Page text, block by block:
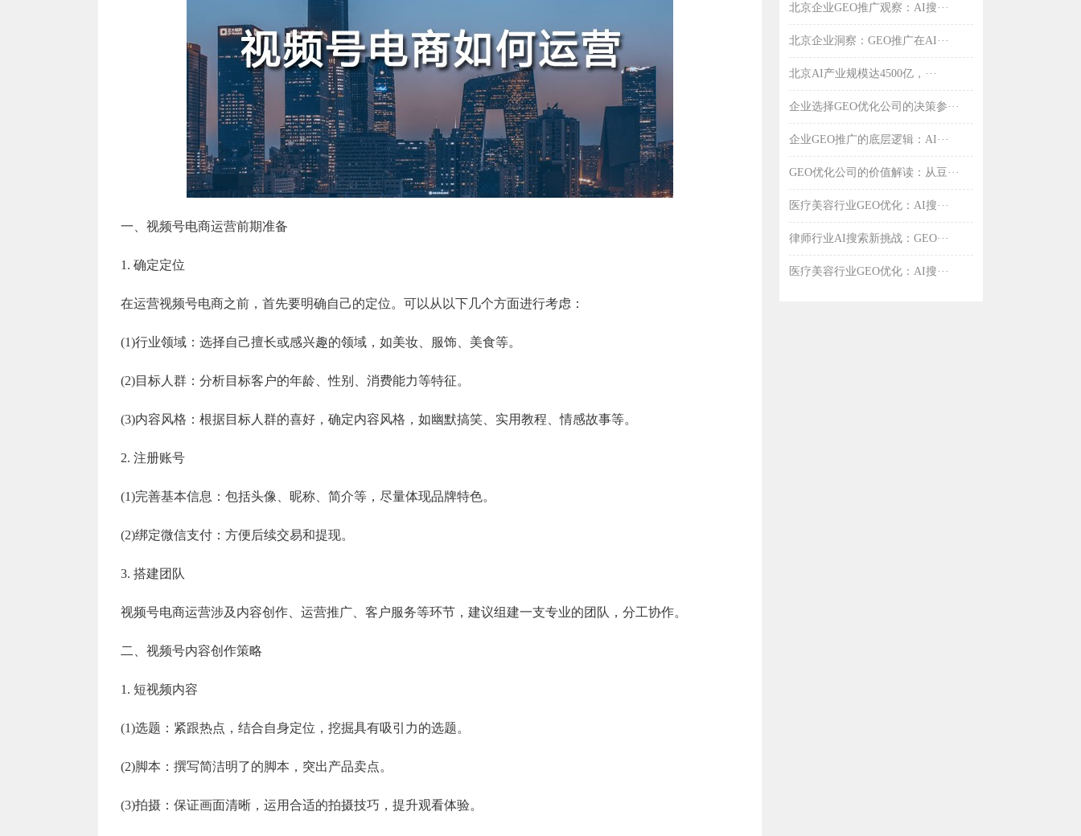
一、视频号电商运营前期准备
1. 确定定位
在运营视频号电商之前，首先要明确自己的定位。可以从以下几个方面进行考虑：
(1)行业领域：选择自己擅长或感兴趣的领域，如美妆、服饰、美食等。
(2)目标人群：分析目标客户的年龄、性别、消费能力等特征。
(3)内容风格：根据目标人群的喜好，确定内容风格，如幽默搞笑、实用教程、情感故事等。
2. 注册账号
(1)完善基本信息：包括头像、昵称、简介等，尽量体现品牌特色。
(2)绑定微信支付：方便后续交易和提现。
3. 搭建团队
视频号电商运营涉及内容创作、运营推广、客户服务等环节，建议组建一支专业的团队，分工协作。
二、视频号内容创作策略
1. 短视频内容
(1)选题：紧跟热点，结合自身定位，挖掘具有吸引力的选题。
(2)脚本：撰写简洁明了的脚本，突出产品卖点。
(3)拍摄：保证画面清晰，运用合适的拍摄技巧，提升观看体验。
北京企业GEO推广观察：AI搜···
北京企业洞察：GEO推广在AI···
北京AI产业规模达4500亿，···
企业选择GEO优化公司的决策参···
企业GEO推广的底层逻辑：AI···
GEO优化公司的价值解读：从豆···
医疗美容行业GEO优化：AI搜···
律师行业AI搜索新挑战：GEO···
医疗美容行业GEO优化：AI搜···